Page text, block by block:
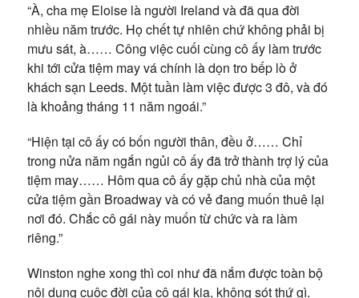
“À, cha mẹ Eloise là người Ireland và đã qua đời
nhiều năm trước. Họ chết tự nhiên chứ không phải bị
mưu sát, à…… Công việc cuối cùng cô ấy làm trước
khi tới cửa tiệm may vá chính là dọn tro bếp lò ở
khách sạn Leeds. Một tuần làm việc được 3 đô, và đó
là khoảng tháng 11 năm ngoái.”
“Hiện tại cô ấy có bốn người thân, đều ở…… Chỉ
trong nửa năm ngắn ngủi cô ấy đã trở thành trợ lý của
tiệm may…… Hôm qua cô ấy gặp chủ nhà của một
cửa tiệm gần Broadway và có vẻ đang muốn thuê lại
nơi đó. Chắc cô gái này muốn từ chức và ra làm
riêng.”
Winston nghe xong thì coi như đã nắm được toàn bộ
nội dung cuộc đời của cô gái kia, không sót thứ gì.